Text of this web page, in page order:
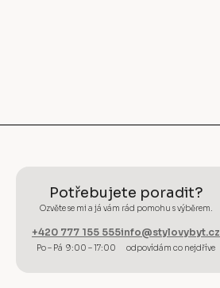
Potřebujete poradit?
Ozvěte se mi a já vám rád pomohu s výběrem.
+420 777 155 555
Po – Pá 9:00 – 17:00
info@stylovybyt.cz
odpovídám co nejdříve